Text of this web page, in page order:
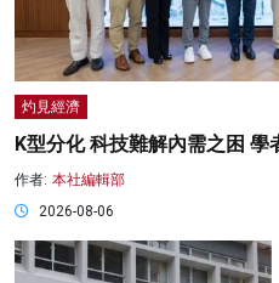
灼見經濟
K型分化 科技難解內需之困 學
作者: 本社編輯部
2026-08-06